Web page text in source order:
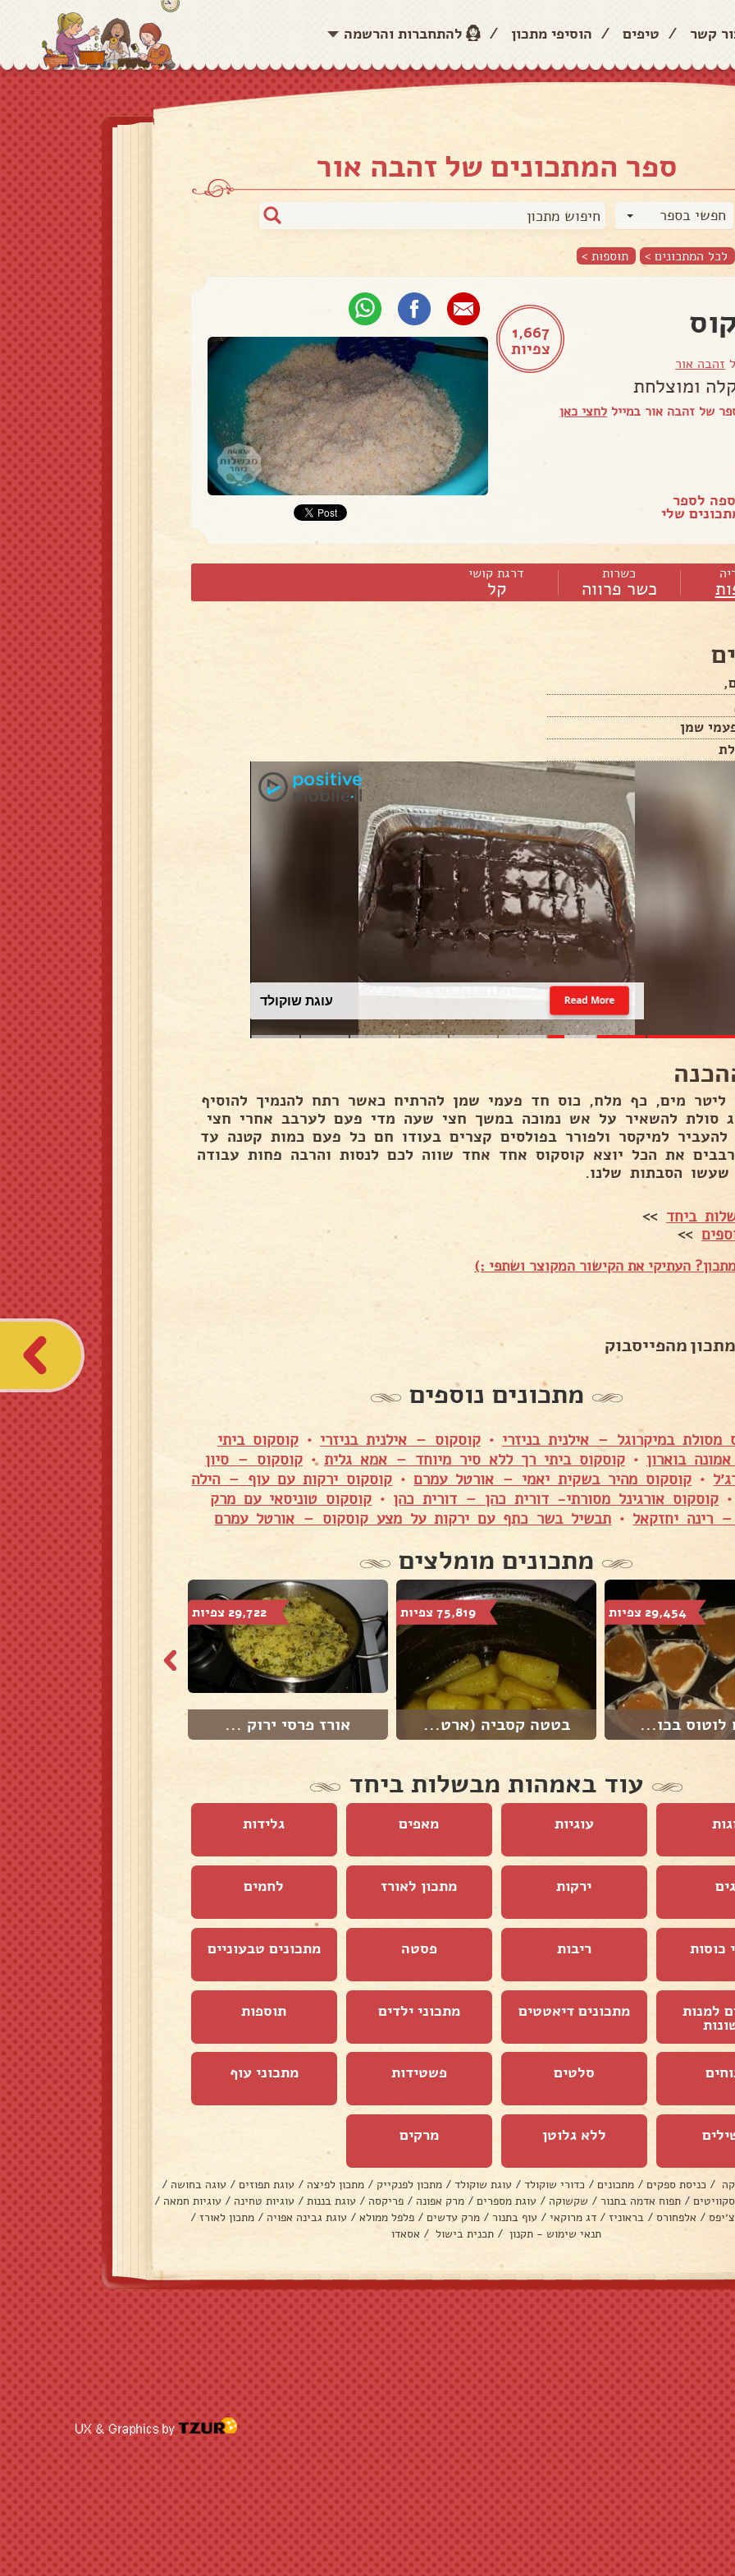
קשר / טיפים / הוסיפי מתכון / להתחברות והרשמה
ספר המתכונים של זהבה אור
חפשי בספר
לכל המתכונים > תוספות >
1,667
צפיות
זהבה אור
ומוצלחת
של זהבה אור במייל לחצי כאן
לספר
שלי
כשרות
כשר פרווה
דרגת קושי
קל
שמן
עוגת שוקולד Read More
ליטר מים, כף מלח, כוס חד פעמי שמן להרתיח כאשר רתח להנמיך להוסיף
סולת להשאיר על אש נמוכה במשך חצי שעה מדי פעם לערבב אחרי חצי
למיקסר ולפורר בפולסים קצרים בעודו חם כל פעם כמות קטנה עד
את הכל יוצא קוסקוס אחד אחד שווה לכם לנסות והרבה פחות עבודה
הסבתות שלנו.
ביחד >>
>>
העתיקי את הקישור המקוצר ושתפי :)
מהפייסבוק
מתכונים נוספים
מסולת במיקרוגל – אילנית בניזרי •קוסקוס – אילנית בניזרי •קוסקוס ביתי
בוארון •קוסקוס ביתי רך ללא סיר מיוחד – אמא גלית •קוסקוס – סיון
• קוסקוס מהיר בשקית יאמי – אורטל עמרם• קוסקוס ירקות עם עוף – הילה
• קוסקוס אורגינל מסורתי- דורית כהן – דורית כהן • קוסקוס טוניסאי עם מרק
רינה יחזקאל • תבשיל בשר כתף עם ירקות על מצע קוסקוס – אורטל עמרם
מתכונים מומלצים
29,454 צפיות
לוטוס בכו...
75,819 צפיות
בטטה קסביה (ארט...
29,722 צפיות
אורז פרסי ירוק ...
עוד באמהות מבשלות ביחד
עוגיות מאפים גלידות
ירקות מתכון לאורז לחמים
כוסות ריבות פסטה מתכונים טבעוניים
למנות מתכונים דיאטטים מתכוני ילדים תוספות
סלטים פשטידות מתכוני עוף
ללא גלוטן מרקים
/ כניסת ספקים / מתכונים / כדורי שוקולד / עוגת שוקולד / מתכון לפנקייק / מתכון לפיצה / עוגת תפוזים / עוגה בחושה /
/ תפוח אדמה בתנור / שקשוקה / עוגת מספרים / מרק אפונה / פריקסה / עוגת בננות / עוגיות טחינה / עוגיות חמאה /
/ אלפחורס / בראוניז / דג מרוקאי / עוף בתנור / מרק עדשים / פלפל ממולא / עוגת גבינה אפויה / מתכון לאורז /
תנאי שימוש - תקנון / תכנית בישול / אסאדו